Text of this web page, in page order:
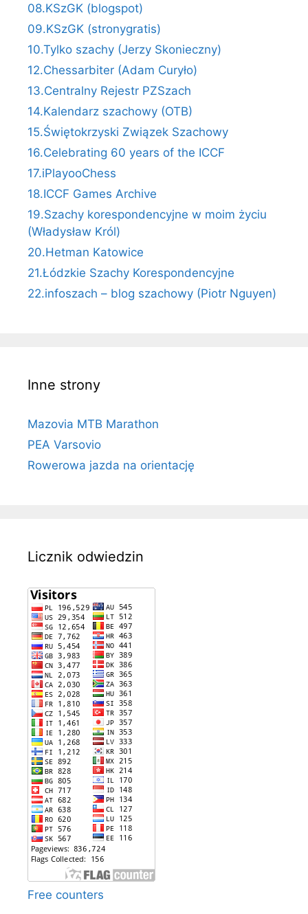
08.KSzGK (blogspot)
09.KSzGK (stronygratis)
10.Tylko szachy (Jerzy Skonieczny)
12.Chessarbiter (Adam Curyło)
13.Centralny Rejestr PZSzach
14.Kalendarz szachowy (OTB)
15.Świętokrzyski Związek Szachowy
16.Celebrating 60 years of the ICCF
17.iPlayooChess
18.ICCF Games Archive
19.Szachy korespondencyjne w moim życiu
(Władysław Król)
20.Hetman Katowice
21.Łódzkie Szachy Korespondencyjne
22.infoszach – blog szachowy (Piotr Nguyen)
Inne strony
Mazovia MTB Marathon
PEA Varsovio
Rowerowa jazda na orientację
Licznik odwiedzin
Free counters